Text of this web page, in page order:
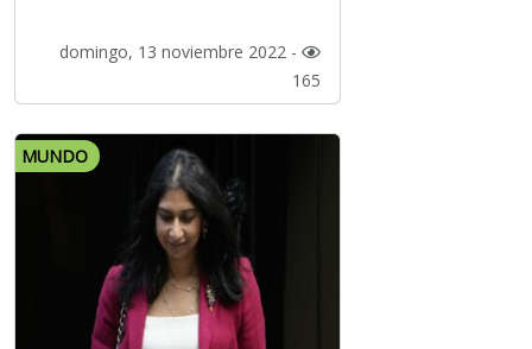
domingo, 13 noviembre 2022 -
165
MUNDO